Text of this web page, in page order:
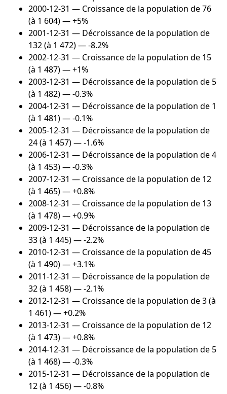
2000-12-31 — Croissance de la population de 76
(à 1 604) — +5%
2001-12-31 — Décroissance de la population de
132 (à 1 472) — -8.2%
2002-12-31 — Croissance de la population de 15
(à 1 487) — +1%
2003-12-31 — Décroissance de la population de 5
(à 1 482) — -0.3%
2004-12-31 — Décroissance de la population de 1
(à 1 481) — -0.1%
2005-12-31 — Décroissance de la population de
24 (à 1 457) — -1.6%
2006-12-31 — Décroissance de la population de 4
(à 1 453) — -0.3%
2007-12-31 — Croissance de la population de 12
(à 1 465) — +0.8%
2008-12-31 — Croissance de la population de 13
(à 1 478) — +0.9%
2009-12-31 — Décroissance de la population de
33 (à 1 445) — -2.2%
2010-12-31 — Croissance de la population de 45
(à 1 490) — +3.1%
2011-12-31 — Décroissance de la population de
32 (à 1 458) — -2.1%
2012-12-31 — Croissance de la population de 3 (à
1 461) — +0.2%
2013-12-31 — Croissance de la population de 12
(à 1 473) — +0.8%
2014-12-31 — Décroissance de la population de 5
(à 1 468) — -0.3%
2015-12-31 — Décroissance de la population de
12 (à 1 456) — -0.8%